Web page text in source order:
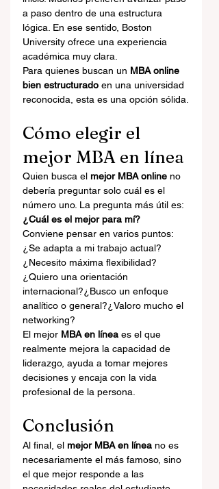
a paso dentro de una estructura
lógica. En ese sentido, Boston
University ofrece una experiencia
académica muy clara.
Para quienes buscan un MBA online
bien estructurado en una universidad
reconocida, esta es una opción sólida.
Cómo elegir el
mejor MBA en línea
Quien busca el mejor MBA online no
debería preguntar solo cuál es el
número uno. La pregunta más útil es:
¿Cuál es el mejor para mí?
Conviene pensar en varios puntos:
¿Se adapta a mi trabajo actual?
¿Necesito máxima flexibilidad?
¿Quiero una orientación
internacional?¿Busco un enfoque
analítico o general?¿Valoro mucho el
networking?
El mejor MBA en línea es el que
realmente mejora la capacidad de
liderazgo, ayuda a tomar mejores
decisiones y encaja con la vida
profesional de la persona.
Conclusión
Al final, el mejor MBA en línea no es
necesariamente el más famoso, sino
el que mejor responde a las